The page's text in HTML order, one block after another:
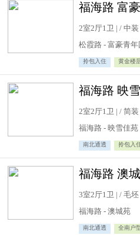
2室2厅1卫 | / 中
松霞路 - 富豪青
拎包入住 黄金楼
福海路 映
2室2厅1卫 | / 简
福海路 - 映雪佳苑
南北通透 拎包入
3室2厅1卫 | / 毛
福海路 - 澳城苑
南北通透 全南户